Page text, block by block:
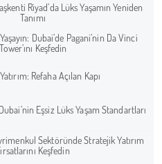
Riyad’da Lüks Yaşamın Yeniden
Tanımı
Dubai’de Pagani’nin Da Vinci
Tower’ını Keşfedin
Refaha Açılan Kapı
Eşsiz Lüks Yaşam Standartları
Sektöründe Stratejik Yatırım
Keşfedin